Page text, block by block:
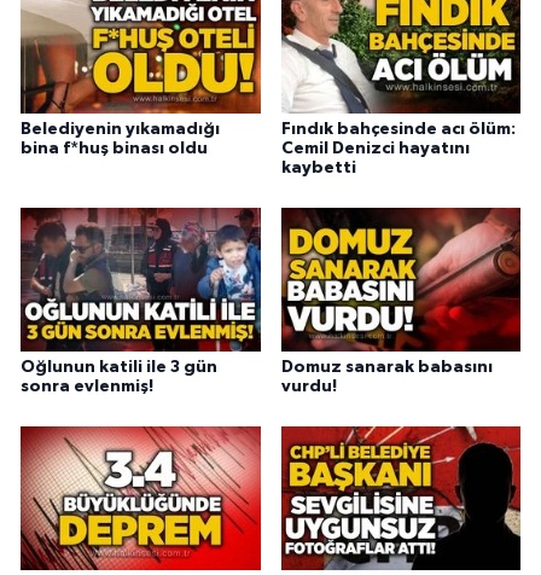
Belediyenin yıkamadığı
bina f*huş binası oldu
Fındık bahçesinde acı ölüm:
Cemil Denizci hayatını
kaybetti
Oğlunun katili ile 3 gün
sonra evlenmiş!
Domuz sanarak babasını
vurdu!